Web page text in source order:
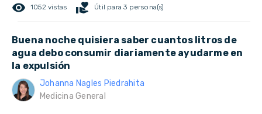
remove_red_eye 1052 vistas volunteer_activism Útil para 3 persona(s)
Buena noche quisiera saber cuantos litros de
agua debo consumir diariamente ayudarme en
la expulsión
Johanna Nagles Piedrahita
Medicina General